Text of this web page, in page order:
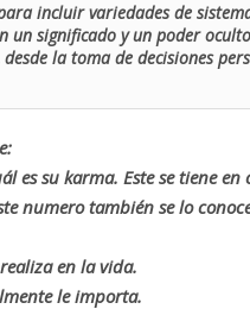
incluir variedades de
un significado y un poder
la toma de decisiones
es su karma. Este se tiene
numero también se lo
en la vida.
le importa.